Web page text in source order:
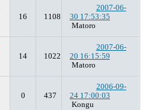
16 1108
2007-06-
30 17:53:35
Matoro
14 1022
2007-06-
20 16:15:59
Matoro
0 437
2006-09-
24 17:00:03
Kongu